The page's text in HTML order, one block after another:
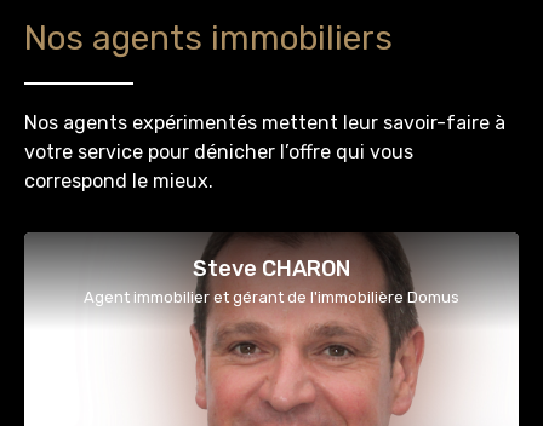
Nos agents immobiliers
Nos agents expérimentés mettent leur savoir-faire à
votre service pour dénicher l’offre qui vous
correspond le mieux.
Steve CHARON
Agent immobilier et gérant de l'immobilière Domus